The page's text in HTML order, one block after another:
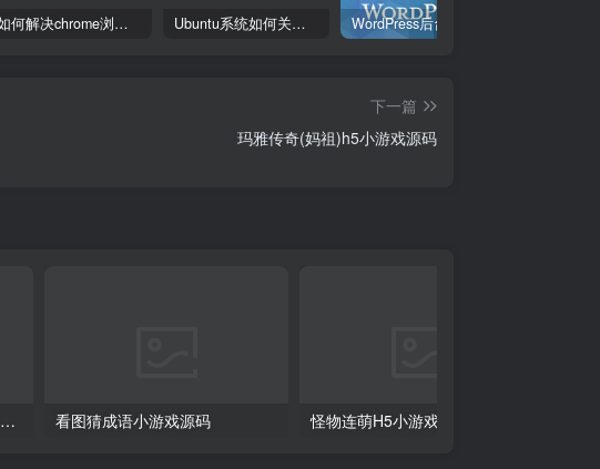
如何解决chrome浏览器显示您要访问的是诈骗网站解决办法 Ubuntu系统如何关闭防火墙
下一篇
玛雅传奇(妈祖)h5小游戏源码
H5精美捕鱼源码+支付推广正常+内含截图及视频搭建教程 看图猜成语小游戏源码 怪物连萌H5小游戏源码